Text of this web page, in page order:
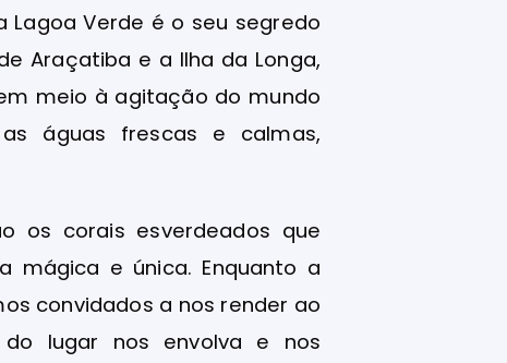
Lagoa Verde é o seu segredo
Araçatiba e a Ilha da Longa,
meio à agitação do mundo
águas frescas e calmas,
os corais esverdeados que
mágica e única. Enquanto a
convidados a nos render ao
do lugar nos envolva e nos